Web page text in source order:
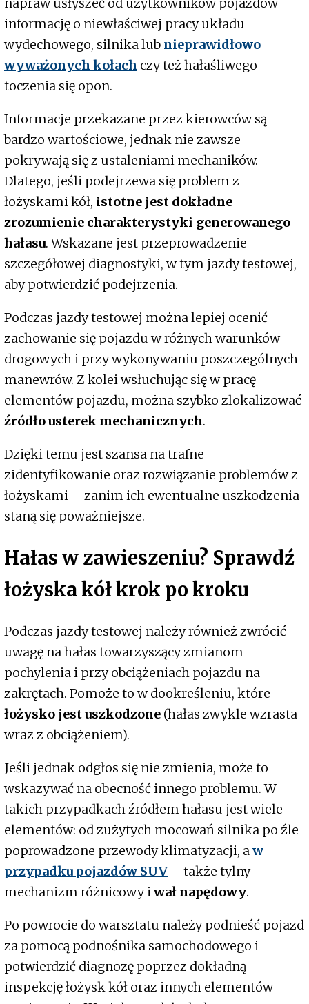
informację o niewłaściwej pracy układu
wydechowego, silnika lub nieprawidłowo
wyważonych kołach czy też hałaśliwego
toczenia się opon.
Informacje przekazane przez kierowców są
bardzo wartościowe, jednak nie zawsze
pokrywają się z ustaleniami mechaników.
Dlatego, jeśli podejrzewa się problem z
łożyskami kół, istotne jest dokładne
zrozumienie charakterystyki generowanego
hałasu. Wskazane jest przeprowadzenie
szczegółowej diagnostyki, w tym jazdy testowej,
aby potwierdzić podejrzenia.
Podczas jazdy testowej można lepiej ocenić
zachowanie się pojazdu w różnych warunków
drogowych i przy wykonywaniu poszczególnych
manewrów. Z kolei wsłuchując się w pracę
elementów pojazdu, można szybko zlokalizować
źródło usterek mechanicznych.
Dzięki temu jest szansa na trafne
zidentyfikowanie oraz rozwiązanie problemów z
łożyskami – zanim ich ewentualne uszkodzenia
staną się poważniejsze.
Hałas w zawieszeniu? Sprawdź
łożyska kół krok po kroku
Podczas jazdy testowej należy również zwrócić
uwagę na hałas towarzyszący zmianom
pochylenia i przy obciążeniach pojazdu na
zakrętach. Pomoże to w dookreśleniu, które
łożysko jest uszkodzone (hałas zwykle wzrasta
wraz z obciążeniem).
Jeśli jednak odgłos się nie zmienia, może to
wskazywać na obecność innego problemu. W
takich przypadkach źródłem hałasu jest wiele
elementów: od zużytych mocowań silnika po źle
poprowadzone przewody klimatyzacji, aw
przypadku pojazdów SUV – także tylny
mechanizm różnicowy iwał napędowy.
Po powrocie do warsztatu należy podnieść pojazd
za pomocą podnośnika samochodowego i
potwierdzić diagnozę poprzez dokładną
inspekcję łożysk kół oraz innych elementów